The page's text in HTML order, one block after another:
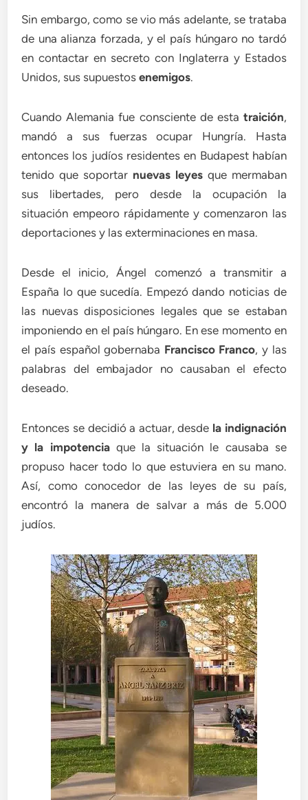
Sin embargo, como se vio más adelante, se trataba
de una alianza forzada, y el país húngaro no tardó
en contactar en secreto con Inglaterra y Estados
Unidos, sus supuestosenemigos.
Cuando Alemania fue consciente de esta traición,
mandó a sus fuerzas ocupar Hungría. Hasta
entonces los judíos residentes en Budapest habían
tenido que soportar nuevas leyesque mermaban
sus libertades, pero desde la ocupación la
situación empeoro rápidamente y comenzaron las
deportaciones y las exterminaciones en masa.
Desde el inicio, Ángel comenzó a transmitir a
España lo que sucedía. Empezó dando noticias de
las nuevas disposiciones legales que se estaban
imponiendo en el país húngaro. En ese momento en
el país español gobernaba Francisco Franco, y las
palabras del embajador no causaban el efecto
deseado.
Entonces se decidió a actuar, desde la indignación
y la impotenciaque la situación le causaba se
propuso hacer todo lo que estuviera en su mano.
Así, como conocedor de las leyes de su país,
encontró la manera de salvar a más de 5.000
judíos.